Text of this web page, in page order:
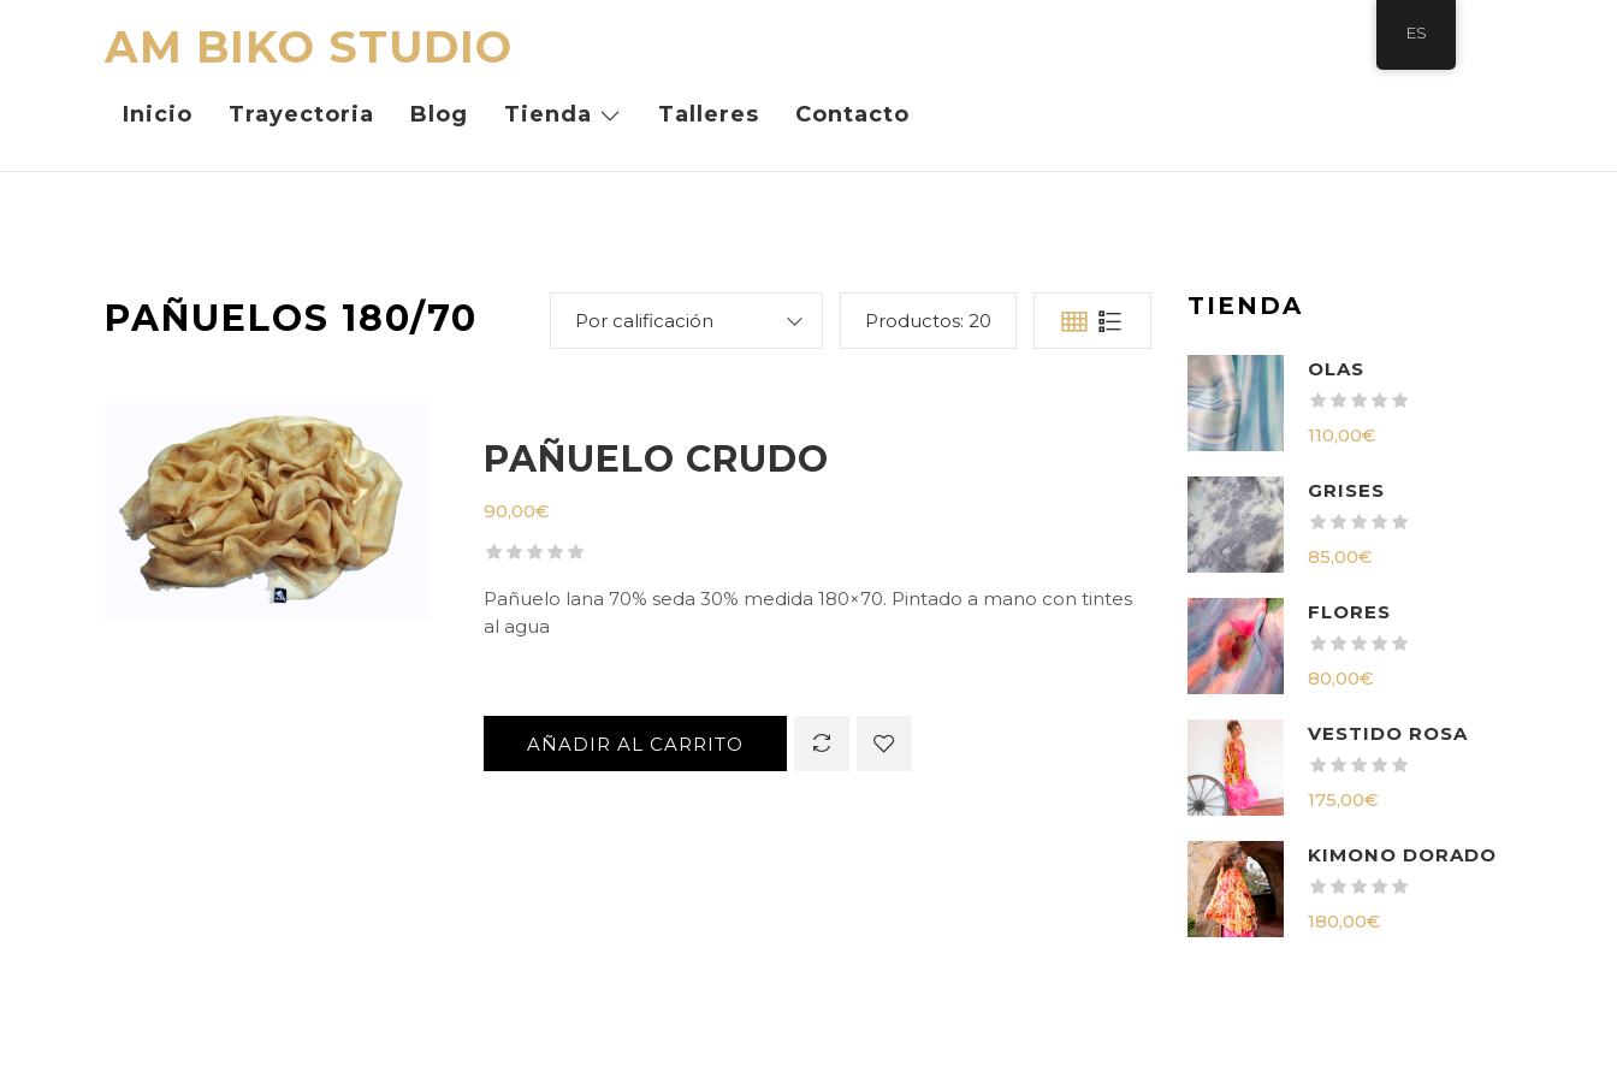
AM BIKO STUDIO
Inicio Trayectoria Blog Tienda Talleres Contacto
PAÑUELOS 180/70 Por calificación Productos: 20
PAÑUELO CRUDO
90,00€
Pañuelo lana 70% seda 30% medida 180×70. Pintado a mano con tintes
al agua
AÑADIR AL CARRITO
TIENDA
OLAS
110,00€
GRISES
85,00€
FLORES
80,00€
VESTIDO ROSA
175,00€
KIMONO DORADO
180,00€
ES